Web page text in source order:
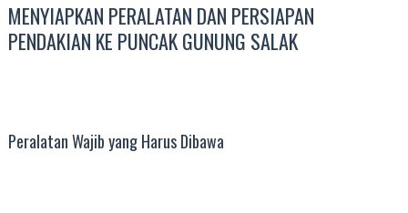
MENYIAPKAN PERALATAN DAN PERSIAPAN
PENDAKIAN KE PUNCAK GUNUNG SALAK
Peralatan Wajib yang Harus Dibawa